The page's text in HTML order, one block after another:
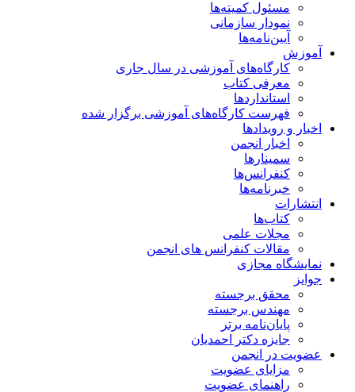
مسئول کمیته‌ها
نمودار سازمانی
آیین‌نامه‌ها
آموزش
کارگاه‌های آموزشی در سال جاری
معرفی کتاب
استانداردها
فهرست کارگاه‌های آموزشی برگزار شده
اخبار و رویدادها
اخبار انجمن
سمینارها
کنفرانس‌ها
خبرنامه‌ها
انتشارات
کتاب‌ها
مجلات علمی
مقالات کنفرانس های انجمن
نمایشگاه مجازی
جوایز
محقق برجسته
مهندس برجسته
پایان‌نامه برتر
جایزه دکتر احمدیان
عضویت در انجمن
مزایای عضویت
راهنمای عضویت